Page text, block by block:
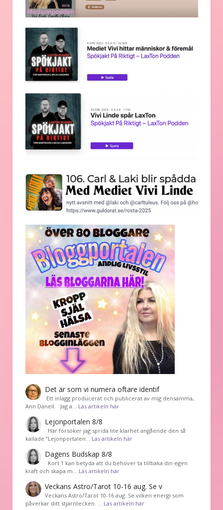
Det är som vi numera oftare identif
͏ Ett inlägg producerat och publicerat av mig densamma,
Ann Danell. Jag ä… Läs artikeln här
Lejonportalen 8/8
Här försöker jag sprida lite klarhet angående den så
kallade ”Lejonportalen… Läs artikeln här
Dagens Budskap 8/8
Kort 1 kan betyda att du behöver ta tillbaka din egen
kraft och skapa m… Läs artikeln här
Veckans Astro/Tarot 10-16 aug. Se v
Veckans Astro/Tarot 10-16 aug. Se vilken energi som
påverkar ditt stjärntecken. … Läs artikeln här